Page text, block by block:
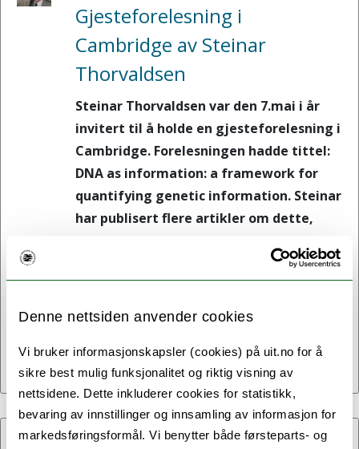
Denne nettsiden anvender cookies
Vi bruker informasjonskapsler (cookies) på uit.no for å
sikre best mulig funksjonalitet og riktig visning av
nettsidene. Dette inkluderer cookies for statistikk,
bevaring av innstillinger og innsamling av informasjon for
markedsføringsformål. Vi benytter både førsteparts- og
Gjesteforelesning i
Cambridge av Steinar
Thorvaldsen
Steinar Thorvaldsen var den 7.mai i år
invitert til å holde en gjesteforelesning i
Cambridge. Forelesningen hadde tittel:
DNA as information: a framework for
quantifying genetic information. Steinar
har publisert flere artikler om dette,
Arvestoffet i cellenes DNA og gener kan
sammenliknes med teksten og kapitlene
i en bok, og den nye forskningen viser en
finner i genene.